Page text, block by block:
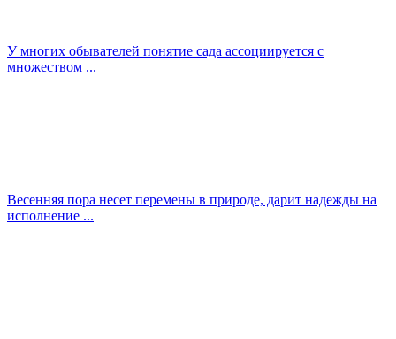
У многих обывателей понятие сада ассоциируется с
множеством ...
Весенняя пора несет перемены в природе, дарит надежды на
исполнение ...